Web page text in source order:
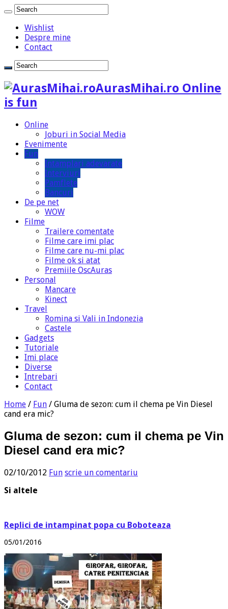
Wishlist
Despre mine
Contact
AurasMihai.ro Online
is fun
Online
Joburi in Social Media
Evenimente
Fun
Intamplari adevarate
Interviuri
Pamflete
Bancuri
De pe net
WOW
Filme
Trailere comentate
Filme care imi plac
Filme care nu-mi plac
Filme ok si atat
Premiile OscAuras
Personal
Mancare
Kinect
Travel
Romina si Vali in Indonezia
Castele
Gadgets
Tutoriale
Imi place
Diverse
Intrebari
Contact
Home / Fun / Gluma de sezon: cum il chema pe Vin Diesel
cand era mic?
Gluma de sezon: cum il chema pe Vin
Diesel cand era mic?
02/10/2012 Fun scrie un comentariu
Si altele
Replici de intampinat popa cu Boboteaza
05/01/2016